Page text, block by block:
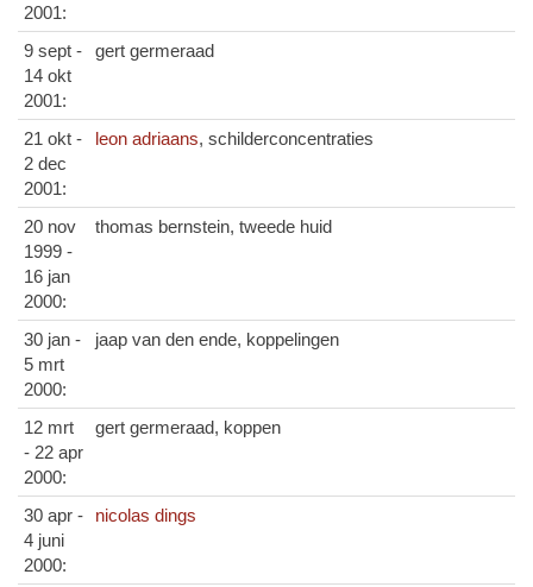
2001:
9 sept -
14 okt
2001:
gert germeraad
21 okt -
2 dec
2001:
leon adriaans, schilderconcentraties
20 nov
1999 -
16 jan
2000:
thomas bernstein, tweede huid
30 jan -
5 mrt
2000:
jaap van den ende, koppelingen
12 mrt
- 22 apr
2000:
gert germeraad, koppen
30 apr -
4 juni
2000:
nicolas dings